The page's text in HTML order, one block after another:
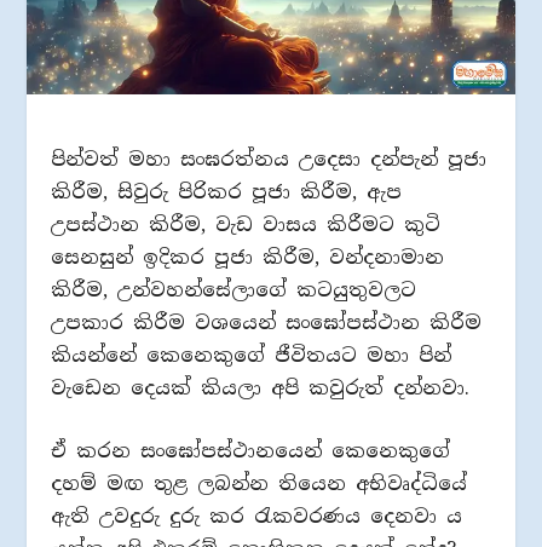
පින්වත් මහා සංඝරත්නය උදෙසා දන්පැන් පූජා
කිරීම, සිවුරු පිරිකර පූජා කිරීම, ඇප
උපස්ථාන කිරීම, වැඩ වාසය කිරීමට කුටි
සෙනසුන් ඉදිකර පූජා කිරීම, වන්දනාමාන
කිරීම, උන්වහන්සේලාගේ කටයුතුවලට
උපකාර කිරීම වශයෙන් සංඝෝපස්ථාන කිරීම
කියන්නේ කෙනෙකුගේ ජීවිතයට මහා පින්
වැඩෙන දෙයක් කියලා අපි කවුරුත් දන්නවා.
ඒ කරන සංඝෝපස්ථානයෙන් කෙනෙකුගේ
දහම් මඟ තුළ ලබන්න තියෙන අභිවෘද්ධියේ
ඇති උවදුරු දුරු කර රැකවරණය දෙනවා ය